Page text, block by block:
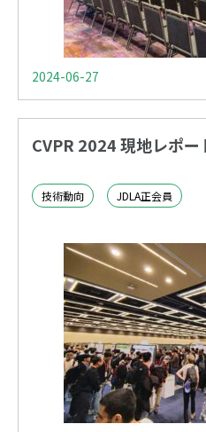
2024-06-27
CVPR 2024 現地レポー
技術動向 JDLA正会員